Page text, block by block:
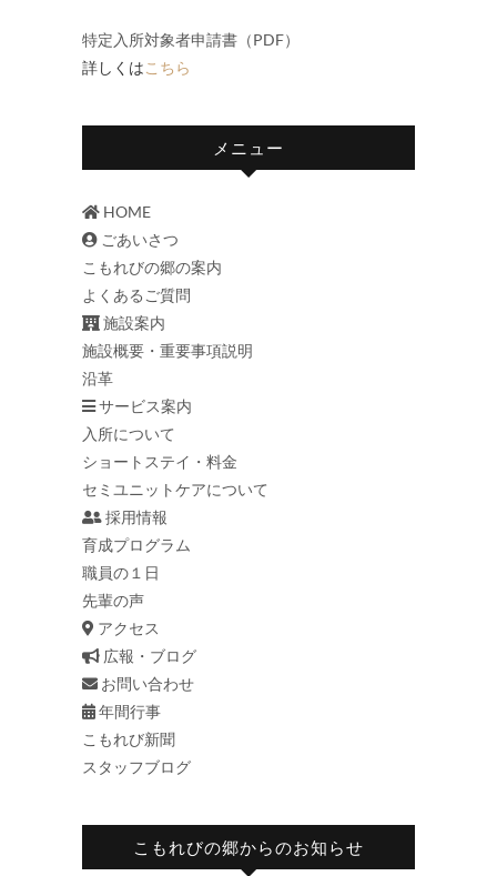
特定入所対象者申請書（PDF）
詳しくはこちら
メニュー
HOME
ごあいさつ
こもれびの郷の案内
よくあるご質問
施設案内
施設概要・重要事項説明
沿革
サービス案内
入所について
ショートステイ・料金
セミユニットケアについて
採用情報
育成プログラム
職員の１日
先輩の声
アクセス
広報・ブログ
お問い合わせ
年間行事
こもれび新聞
スタッフブログ
こもれびの郷からのお知らせ